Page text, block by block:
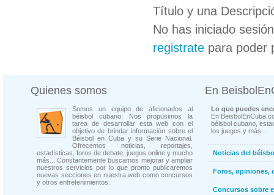
Título y una
No has iniciado
registrate para poder
Quienes somos
Somos un equipo de aficionados al
béisbol cubano. Nos propusimos la
tarea de desarrollar esta web con el
objetivo de brindar información sobre el
Béisbol en Cuba y su Serie Nacional.
Ofrecemos noticias, reportajes,
estadísticas, foros de debate, juegos online y mucho
más... Constantemente buscamos mejorar y ampliar
nuestros servicios por lo que pronto publicaremos
nuevas secciones en nuestra web como concursos
y otros entretenimientos.
En
Lo que puedes
En
béisbol cubano,
los juegos y más...
Noticias del
Foros, opiniones,
Concursos sobre